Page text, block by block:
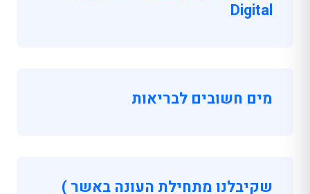
Digital
מים חשובים לבריאות
שקיבלנו מתחילת העונה באשר )